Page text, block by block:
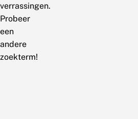
verrassingen.
Probeer
een
andere
zoekterm!